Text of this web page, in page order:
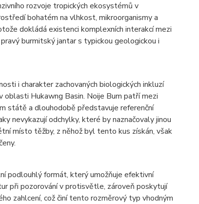
rozvoje tropických ekosystémů v
bohatém na vlhkost, mikroorganismy a
dokládá existenci komplexních interakcí mezi
burmitský jantar s typickou geologickou i
i charakter zachovaných biologických inkluzí
Hukawng Basin. Noije Bum patří mezi
státě a dlouhodobě představuje referenční
nevykazují odchylky, které by naznačovaly jinou
místo těžby, z něhož byl tento kus získán, však
podlouhlý formát, který umožňuje efektivní
při pozorování v protisvětle, zároveň poskytují
zahlcení, což činí tento rozměrový typ vhodným